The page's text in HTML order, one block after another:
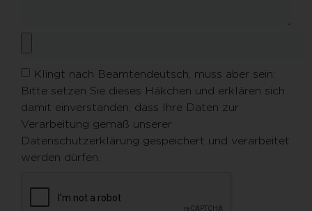
Klingt nach Beamtendeutsch, muss aber sein:
Bitte setzen Sie dieses Häkchen und erklären sich
damit einverstanden, dass Ihre Daten zur
Verarbeitung gemäß unserer
Datenschutzerklärung gespeichert und verarbeitet
werden dürfen.